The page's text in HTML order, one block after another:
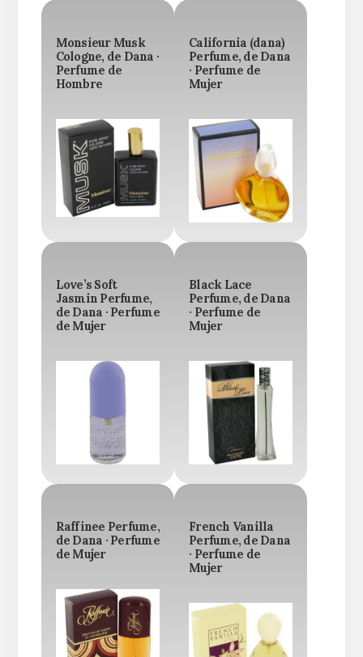
Monsieur Musk
Cologne, de Dana ·
Perfume de
Hombre
California (dana)
Perfume, de Dana
· Perfume de
Mujer
Love’s Soft
Jasmin Perfume,
de Dana · Perfume
de Mujer
Black Lace
Perfume, de Dana
· Perfume de
Mujer
Raffinee Perfume,
de Dana · Perfume
de Mujer
French Vanilla
Perfume, de Dana
· Perfume de
Mujer